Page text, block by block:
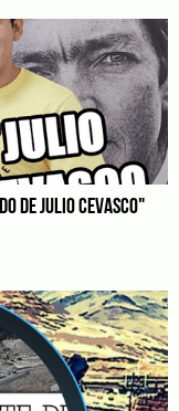
DE JULIO CEVASCO"